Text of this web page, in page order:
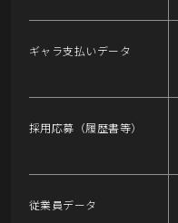
ギャラ支払いデータ
採用応募（履歴書等）
従業員データ